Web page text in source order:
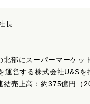
長
北部にスーパーマーケ
運営する株式会社U&S
売上高：約375億円（